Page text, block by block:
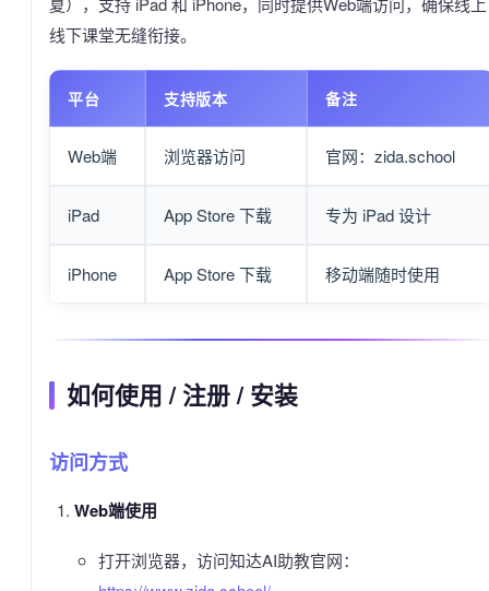
线下课堂无缝衔接。
平台 支持版本 备注
Web端 浏览器访问 官网：zida.school
iPad App Store 下载 专为 iPad 设计
iPhone App Store 下载 移动端随时使用
如何使用 / 注册 / 安装
访问方式
Web端使用
打开浏览器，访问知达AI助教官网：